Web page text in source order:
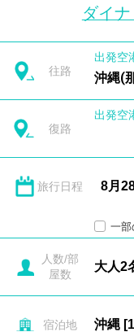
ダイ
往路
出発空
沖縄(
復路
出発空
旅行日程
一部
人数/部
屋数
宿泊地